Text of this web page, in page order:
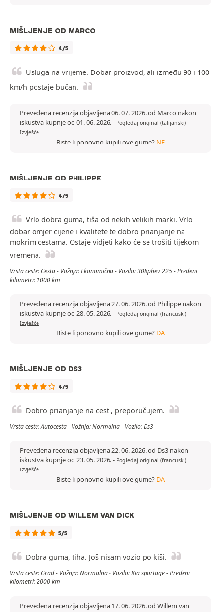
MIŠLJENJE OD MARCO
4/5
Usluga na vrijeme. Dobar proizvod, ali između 90 i 100
km/h postaje bučan.
Prevedena recenzija objavljena 06. 07. 2026. od Marco nakon
iskustva kupnje od 01. 06. 2026.- Pogledaj original (talijanski)
Izvješće
Biste li ponovno kupili ove gume? NE
MIŠLJENJE OD PHILIPPE
4/5
Vrlo dobra guma, tiša od nekih velikih marki. Vrlo
dobar omjer cijene i kvalitete te dobro prianjanje na
mokrim cestama. Ostaje vidjeti kako će se trošiti tijekom
vremena.
Vrsta ceste: Cesta - Vožnja: Ekonomična - Vozilo: 308phev 225 - Pređeni
kilometri: 1000 km
Prevedena recenzija objavljena 27. 06. 2026. od Philippe nakon
iskustva kupnje od 28. 05. 2026.- Pogledaj original (francuski)
Izvješće
Biste li ponovno kupili ove gume? DA
MIŠLJENJE OD DS3
4/5
Dobro prianjanje na cesti, preporučujem.
Vrsta ceste: Autocesta - Vožnja: Normalna - Vozilo: Ds3
Prevedena recenzija objavljena 22. 06. 2026. od Ds3 nakon
iskustva kupnje od 23. 05. 2026.- Pogledaj original (francuski)
Izvješće
Biste li ponovno kupili ove gume? DA
MIŠLJENJE OD WILLEM VAN DICK
5/5
Dobra guma, tiha. Još nisam vozio po kiši.
Vrsta ceste: Grad - Vožnja: Normalna - Vozilo: Kia sportage - Pređeni
kilometri: 2000 km
Prevedena recenzija objavljena 17. 06. 2026. od Willem van